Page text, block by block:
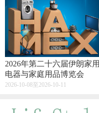
2026年第二十六届伊朗家用
电器与家庭用品博览会
2026-10-08至2026-10-11